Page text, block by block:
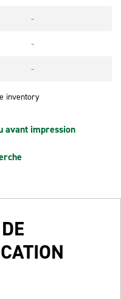
-
-
-
inventory
avant impression